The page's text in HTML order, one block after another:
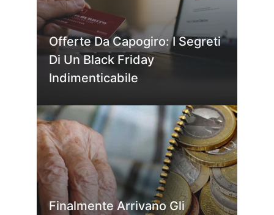
Offerte Da Capogiro: I Segreti
Di Un Black Friday
Indimenticabile
Finalmente Arrivano Gli